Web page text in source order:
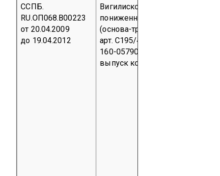
ССПБ.
RU.ОП068.В00223
от 20.04.2009
до 19.04.2012
Вигилискожа-ТР обивочная с
пониженной
(основа-трикотажное полотно –
арт. С195/4, С194/10), ТУ 5714-
160-05790484-2007
выпуск код ОКП 87 1414